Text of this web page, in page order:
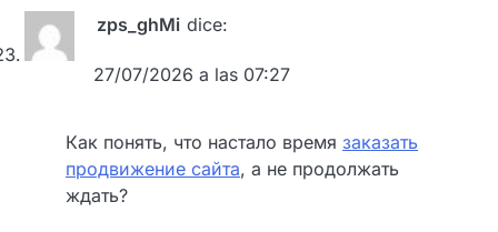
zps_ghMi dice:
27/07/2026 a las 07:27
Как понять, что настало время заказать
продвижение сайта, а не продолжать
ждать?